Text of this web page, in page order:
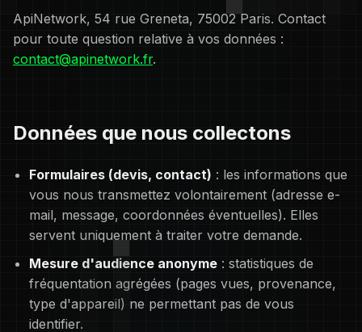
ApiNetwork, 54 rue Greneta, 75002 Paris. Contact
pour toute question relative à vos données :
contact@apinetwork.fr.
Données que nous collectons
Formulaires (devis, contact) : les informations que
vous nous transmettez volontairement (adresse e-
mail, message, coordonnées éventuelles). Elles
servent uniquement à traiter votre demande.
Mesure d'audience anonyme : statistiques de
fréquentation agrégées (pages vues, provenance,
type d'appareil) ne permettant pas de vous
identifier.